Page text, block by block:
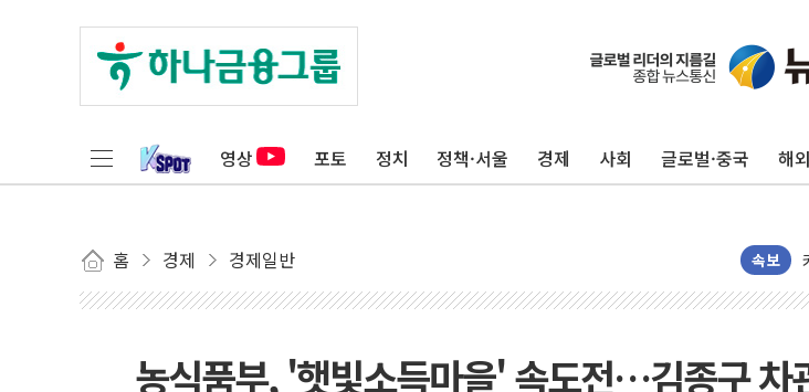
영상 포토 정치 정책·서울 경제 사회 글로벌·중국 해
홈 경제 경제일반 속보
농식품부, '햇빛소득마을' 속도전…김종구 차